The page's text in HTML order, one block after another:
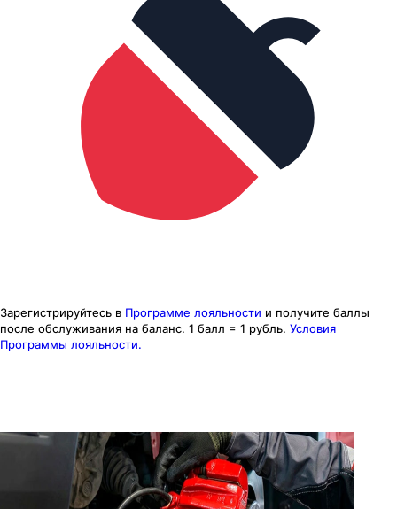
Зарегистрируйтесь в Программе лояльности и получите баллы
после обслуживания на баланс. 1 балл = 1 рубль. Условия
Программы лояльности.